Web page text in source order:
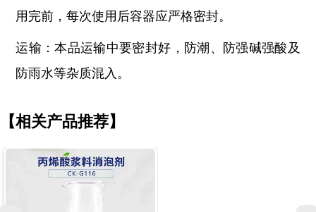
用完前，每次使用后容器应严格密封。
运输：本品运输中要密封好，防潮、防强碱强酸及
防雨水等杂质混入。
【相关产品推荐】